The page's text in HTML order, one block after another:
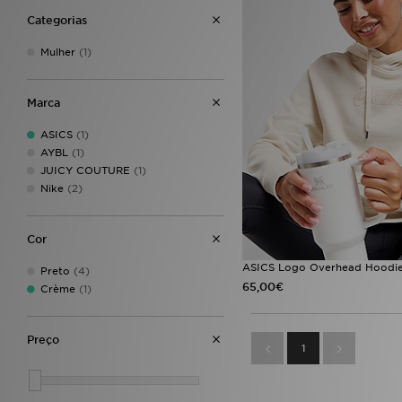
Categorias
Mulher (1)
Marca
ASICS (1)
AYBL (1)
JUICY COUTURE (1)
Nike (2)
Cor
Preto (4)
Crème (1)
Preço
ASICS Logo Overhead
65,00€
1